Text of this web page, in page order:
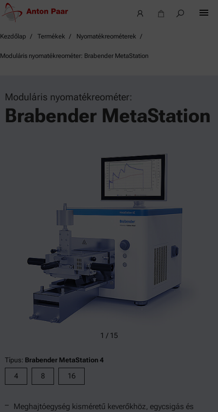
Kezdőlap Termékek Nyomatékreométerek
Moduláris nyomatékreométer: Brabender MetaStation
Moduláris nyomatékreométer:
Brabender MetaStation
1 / 15
Típus: Brabender MetaStation 4
4 8 16
Meghajtóegység kisméretű keverőkhöz, egycsigás és